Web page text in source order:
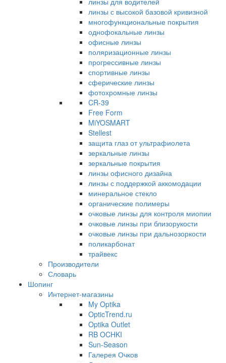
линзы с высокой базовой кривизной
многофункциональные покрытия
однофокальные линзы
офисные линзы
поляризационные линзы
прогрессивные линзы
спортивные линзы
сферические линзы
фотохромные линзы
CR-39
Free Form
MiYOSMART
Stellest
защита глаз от ультрафиолета
зеркальные линзы
зеркальные покрытия
линзы офисного дизайна
линзы с поддержкой аккомодации
минеральное стекло
органические полимеры
очковые линзы для контроля миопии
очковые линзы при близорукости
очковые линзы при дальнозоркости
поликарбонат
трайвекс
Производители
Словарь
Шопинг
Интернет-магазины
My Optika
OpticTrend.ru
Optika Outlet
RB OCHKI
Sun-Season
Галерея Очков